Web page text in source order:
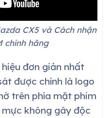
CX5 và Cách nhận
chính hãng
đơn giản nhất
được chính là logo
trên phía mặt phim
không gây độc